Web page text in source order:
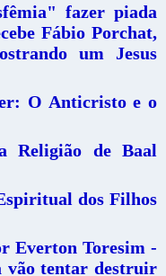
fazer piada
Fábio Porchat,
um Jesus
O Anticristo e o
Religião de Baal
dos Filhos
Everton Toresim -
vão tentar destruir